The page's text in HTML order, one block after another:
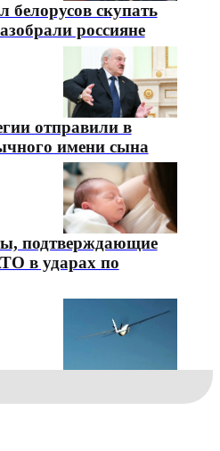
скупать
россияне
отправили в
имени сына
подтверждающие
в ударах по